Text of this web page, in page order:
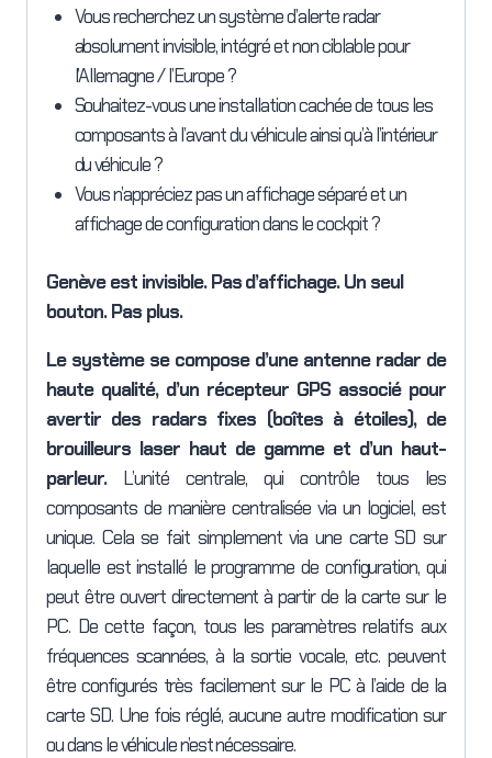
Vous recherchez un système d’alerte radar
absolument invisible, intégré et non ciblable pour
l’Allemagne / l’Europe ?
Souhaitez-vous une installation cachée de tous les
composants à l’avant du véhicule ainsi qu’à l’intérieur
du véhicule ?
Vous n’appréciez pas un affichage séparé et un
affichage de configuration dans le cockpit ?
Genève est invisible. Pas d’affichage. Un seul
bouton. Pas plus.
Le système se compose d’une antenne radar de
haute qualité, d’un récepteur GPS associé pour
avertir des radars fixes (boîtes à étoiles), de
brouilleurs laser haut de gamme et d’un haut-
parleur.L’unité centrale, qui contrôle tous les
composants de manière centralisée via un logiciel, est
unique. Cela se fait simplement via une carte SD sur
laquelle est installé le programme de configuration, qui
peut être ouvert directement à partir de la carte sur le
PC. De cette façon, tous les paramètres relatifs aux
fréquences scannées, à la sortie vocale, etc. peuvent
être configurés très facilement sur le PC à l’aide de la
carte SD. Une fois réglé, aucune autre modification sur
ou dans le véhicule n’est nécessaire.